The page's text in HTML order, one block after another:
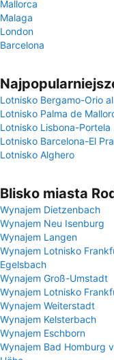
Mallorca
Malaga
London
Barcelona
Lotnisko Bergamo-Orio
Lotnisko Palma de
Lotnisko Lisbona-Portela
Lotnisko Barcelona-El
Lotnisko Alghero
Blisko miasta
Wynajem Dietzenbach
Wynajem Neu Isenburg
Wynajem Langen
Wynajem Lotnisko
Egelsbach
Wynajem Groß-Umstadt
Wynajem Lotnisko
Wynajem Weiterstadt
Wynajem Kelsterbach
Wynajem Eschborn
Wynajem Bad Homburg